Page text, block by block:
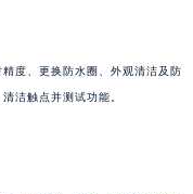
度、更换防水圈、外观清洁及防
洁触点并测试功能。